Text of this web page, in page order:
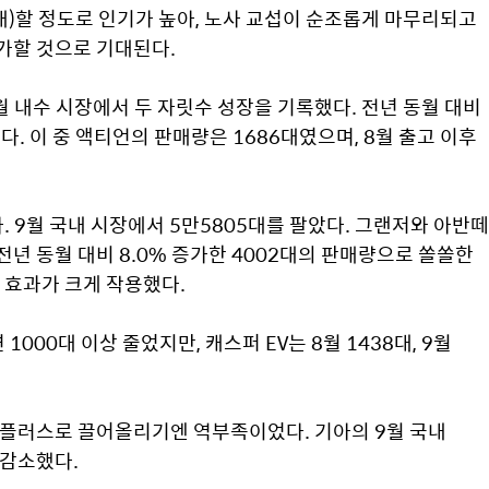
정도로 인기가 높아, 노사 교섭이 순조롭게 마무리되고
할 것으로 기대된다.
수 시장에서 두 자릿수 성장을 기록했다. 전년 동월 대비
이 중 액티언의 판매량은 1686대였으며, 8월 출고 이후
9월 국내 시장에서 5만5805대를 팔았다. 그랜저와 아반
년 동월 대비 8.0% 증가한 4002대의 판매량으로 쏠쏠한
과가 크게 작용했다.
대 이상 줄었지만, 캐스퍼 EV는 8월 1438대, 9월
러스로 끌어올리기엔 역부족이었다. 기아의 9월 국내
소했다.